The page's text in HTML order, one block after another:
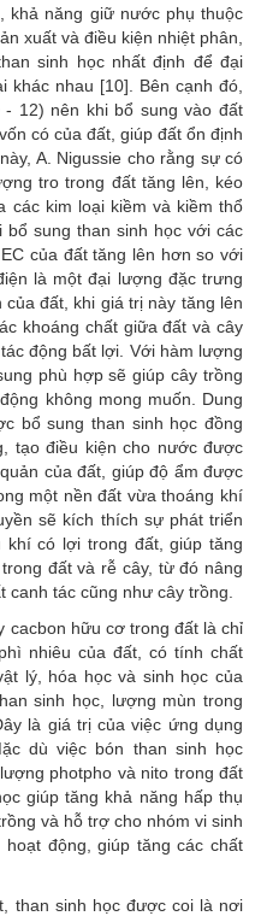
khả năng giữ nước phụ thuộc
xuất và điều kiện nhiệt phân,
sinh học nhất định để đại
khác nhau [10]. Bên cạnh đó,
12) nên khi bổ sung vào đất
có của đất, giúp đất ổn định
A. Nigussie cho rằng sự có
tro trong đất tăng lên, kéo
các kim loại kiềm và kiềm thổ
sung than sinh học với các
của đất tăng lên hơn so với
là một đại lượng đặc trưng
đất, khi giá trị này tăng lên
khoáng chất giữa đất và cây
động bất lợi. Với hàm lượng
phù hợp sẽ giúp cây trồng
không mong muốn. Dung
bổ sung than sinh học đồng
tạo điều kiện cho nước được
của đất, giúp độ ẩm được
một nền đất vừa thoáng khí
sẽ kích thích sự phát triển
có lợi trong đất, giúp tăng
đất và rễ cây, từ đó nâng
tác cũng như cây trồng.
cacbon hữu cơ trong đất là chỉ
nhiêu của đất, có tính chất
lý, hóa học và sinh học của
sinh học, lượng mùn trong
là giá trị của việc ứng dụng
dù việc bón than sinh học
photpho và nito trong đất
giúp tăng khả năng hấp thụ
và hỗ trợ cho nhóm vi sinh
động, giúp tăng các chất
than sinh học được coi là nơi